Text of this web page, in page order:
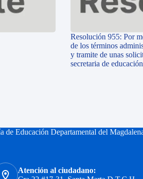
Resolución 955: Por
de los términos
y tramite de unas
secretaria de
de Educación Departamental del
Atención al ciudadano: